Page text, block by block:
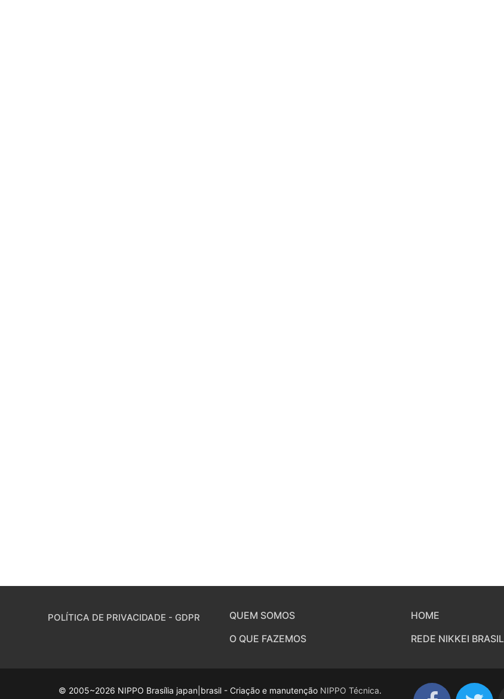
POLÍTICA DE PRIVACIDADE - GDPR
QUEM SOMOS
O QUE FAZEMOS
HOME
REDE NIKKEI BRASIL
© 2005~2026 NIPPO Brasília japan|brasil - Criação e manutenção NIPPO Técnica.